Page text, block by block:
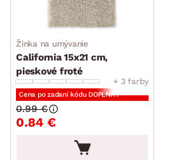
Žinka na umývanie
California 15x21 cm,
pieskové froté
+ 3 farby
Cena po zadaní kódu DOPLNKY
0.84 €
0.99 €